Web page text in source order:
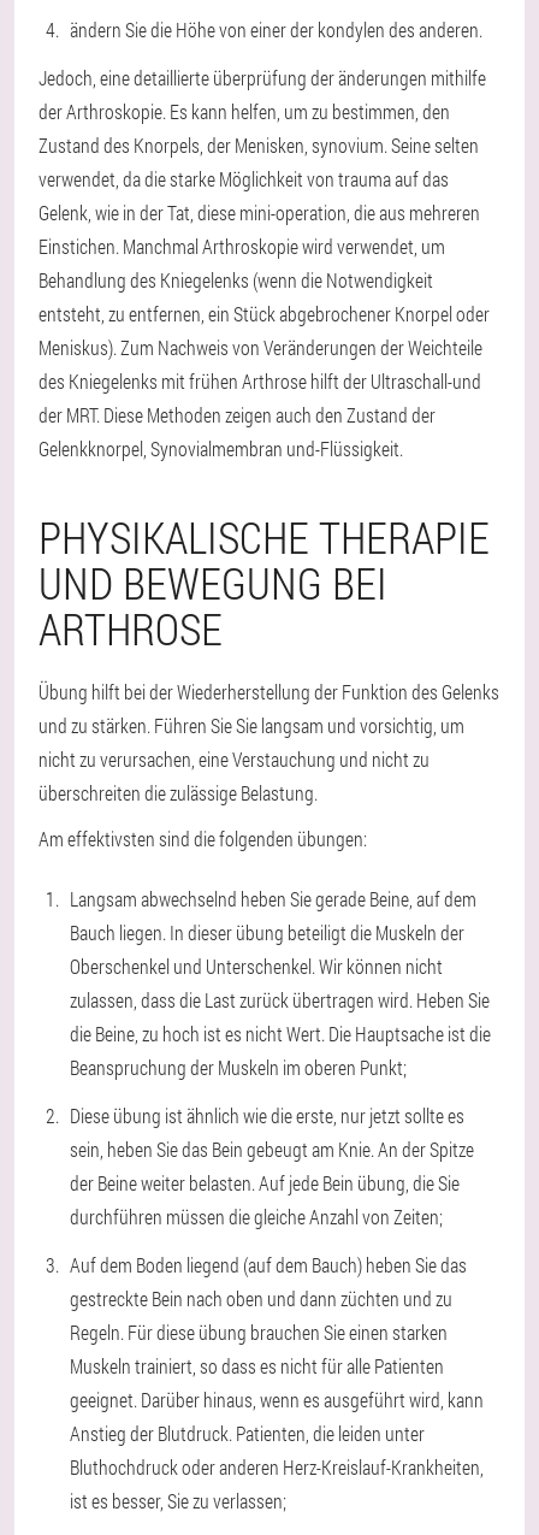
ändern Sie die Höhe von einer der kondylen des anderen.
Jedoch, eine detaillierte überprüfung der änderungen mithilfe
der Arthroskopie. Es kann helfen, um zu bestimmen, den
Zustand des Knorpels, der Menisken, synovium. Seine selten
verwendet, da die starke Möglichkeit von trauma auf das
Gelenk, wie in der Tat, diese mini-operation, die aus mehreren
Einstichen. Manchmal Arthroskopie wird verwendet, um
Behandlung des Kniegelenks (wenn die Notwendigkeit
entsteht, zu entfernen, ein Stück abgebrochener Knorpel oder
Meniskus). Zum Nachweis von Veränderungen der Weichteile
des Kniegelenks mit frühen Arthrose hilft der Ultraschall-und
der MRT. Diese Methoden zeigen auch den Zustand der
Gelenkknorpel, Synovialmembran und-Flüssigkeit.
PHYSIKALISCHE THERAPIE
UND BEWEGUNG BEI
ARTHROSE
Übung hilft bei der Wiederherstellung der Funktion des Gelenks
und zu stärken. Führen Sie Sie langsam und vorsichtig, um
nicht zu verursachen, eine Verstauchung und nicht zu
überschreiten die zulässige Belastung.
Am effektivsten sind die folgenden übungen:
Langsam abwechselnd heben Sie gerade Beine, auf dem
Bauch liegen. In dieser übung beteiligt die Muskeln der
Oberschenkel und Unterschenkel. Wir können nicht
zulassen, dass die Last zurück übertragen wird. Heben Sie
die Beine, zu hoch ist es nicht Wert. Die Hauptsache ist die
Beanspruchung der Muskeln im oberen Punkt;
Diese übung ist ähnlich wie die erste, nur jetzt sollte es
sein, heben Sie das Bein gebeugt am Knie. An der Spitze
der Beine weiter belasten. Auf jede Bein übung, die Sie
durchführen müssen die gleiche Anzahl von Zeiten;
Auf dem Boden liegend (auf dem Bauch) heben Sie das
gestreckte Bein nach oben und dann züchten und zu
Regeln. Für diese übung brauchen Sie einen starken
Muskeln trainiert, so dass es nicht für alle Patienten
geeignet. Darüber hinaus, wenn es ausgeführt wird, kann
Anstieg der Blutdruck. Patienten, die leiden unter
Bluthochdruck oder anderen Herz-Kreislauf-Krankheiten,
ist es besser, Sie zu verlassen;